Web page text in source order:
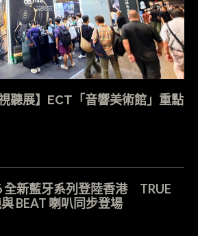
聽展】ECT「音響美術館」重點
全新藍牙系列登陸香港 TRUE
BEAT 喇叭同步登場